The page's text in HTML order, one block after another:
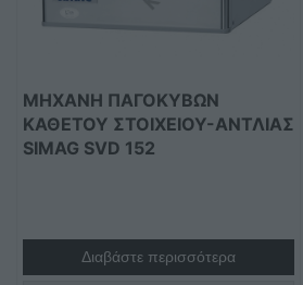
ΜΗΧΑΝΗ ΠΑΓΟΚΥΒΩΝ
ΚΑΘΕΤΟΥ ΣΤΟΙΧΕΙΟΥ-ΑΝΤΛΙΑΣ
SIMAG SVD 152
Διαβάστε περισσότερα